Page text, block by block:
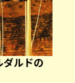
ルドの